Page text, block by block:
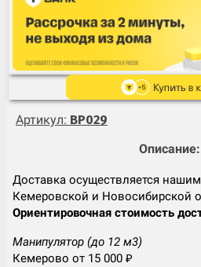
Артикул: BP029
Доставка осуществляется
Кемеровской и Новосибирской
Ориентировочная стоимость
Манипулятор (до 12 м3)
Кемерово от 15 000 ₽